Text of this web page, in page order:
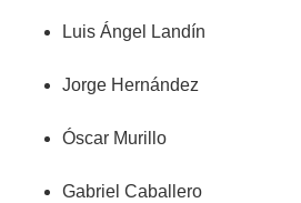
Luis Ángel Landín
Jorge Hernández
Óscar Murillo
Gabriel Caballero